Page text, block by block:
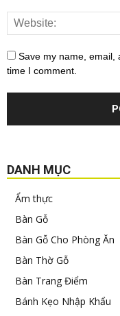
Save my name, email,
time I comment.
DANH MỤC
Ẩm thực
Bàn Gỗ
Bàn Gỗ Cho Phòng Ăn
Bàn Thờ Gỗ
Bàn Trang Điểm
Bánh Kẹo Nhập Khẩu